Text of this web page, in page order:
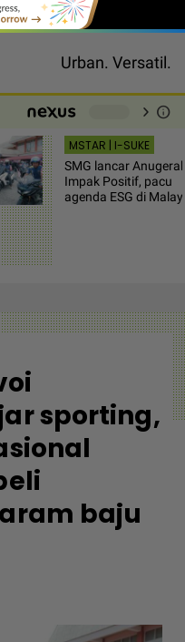
Urban. Versatil.
chevron_right info
MSTAR | I-SUKE
SMG lancar
Impak Positif, pacu
agenda ESG di
sporting,
baju